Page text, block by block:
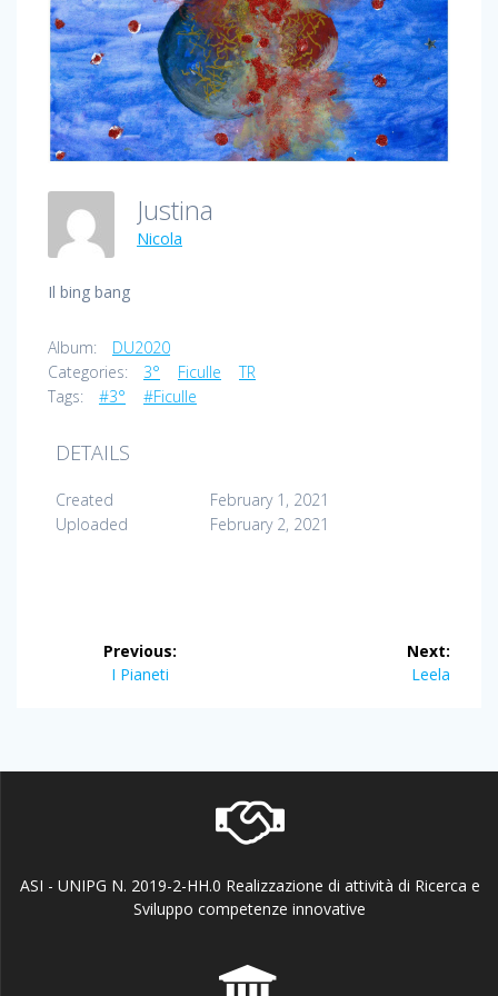
Justina
Nicola
Il bing bang
Album:
DU2020
Categories:
3° Ficulle
TR
Tags:
#3° #Ficulle
DETAILS
Created
February 1, 2021
Uploaded
February 2, 2021
navigation
Previous:
Previous
I Pianeti
Next:
Next
Leela
ASI - UNIPG N. 2019-2-HH.0 Realizzazione di attività di Ricerca e
Sviluppo competenze innovative